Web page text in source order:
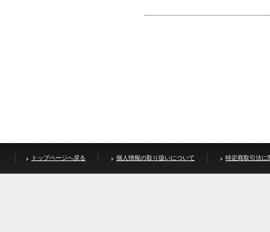
トップページへ戻る 個人情報の取り扱いについて 特定商取引法に